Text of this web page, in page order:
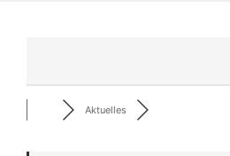
Aktuelles